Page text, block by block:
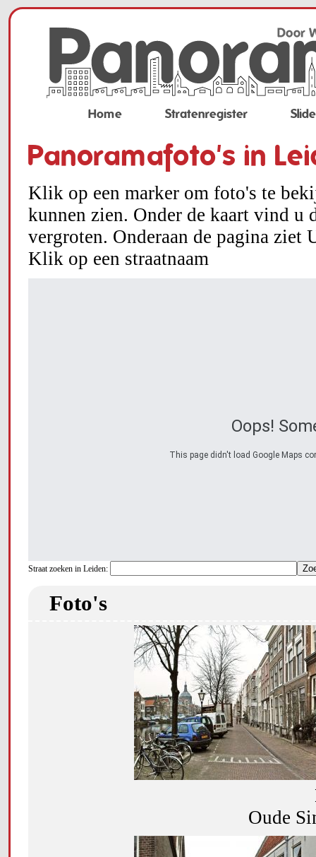
Home Stratenregister
Panoramafoto's in
Klik op een marker om foto's te
kunnen zien. Onder de kaart vind
vergroten. Onderaan de pagina ziet
Klik op een straatnaam
Oops!
This page didn't load Google Maps
Straat zoeken in Leiden:
Foto's
Oude